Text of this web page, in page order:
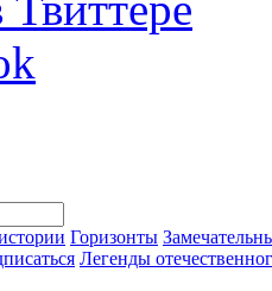
Горизонты
Легенды